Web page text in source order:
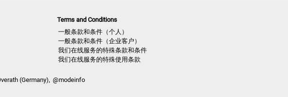
Terms and Conditions
一般条款和条件（个人）
一般条款和条件（企业客户）
我们在线服务的特殊条款和条件
我们在线服务的特殊使用条款
(Germany), @modeinfo